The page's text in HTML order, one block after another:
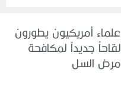
علماء أمريكيون يطورون
لقاحاً جديداً لمكافحة
مرض السل